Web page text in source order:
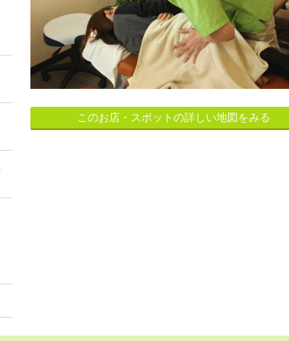
このお店・スポットの詳しい地図をみる